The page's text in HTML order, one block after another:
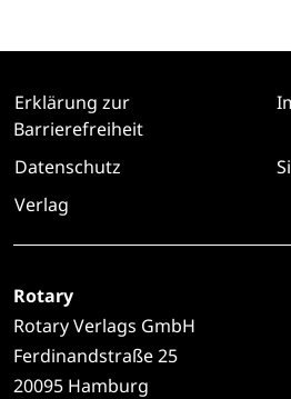
Erklärung zur
Barrierefreiheit
Datenschutz
Verlag
Rotary
Rotary Verlags GmbH
Ferdinandstraße 25
20095 Hamburg